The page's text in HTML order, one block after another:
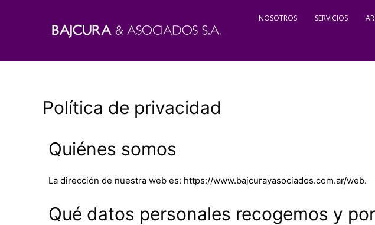
NOSOTROS SERVICIOS
Política de privacidad
Quiénes somos
La dirección de nuestra web es: https://www.bajcurayasociados.com.ar/web.
Qué datos personales recogemos y